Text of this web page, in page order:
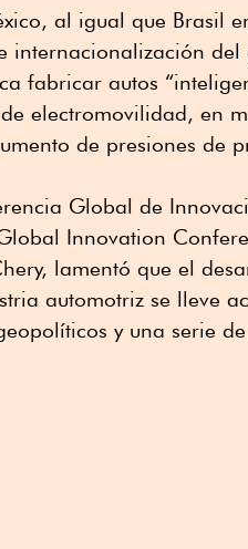
al igual que Brasil
internacionalización
fabricar autos
electromovilidad, en
de presiones de
Global de
Innovation
lamentó que el
automotriz se lleve
y una serie